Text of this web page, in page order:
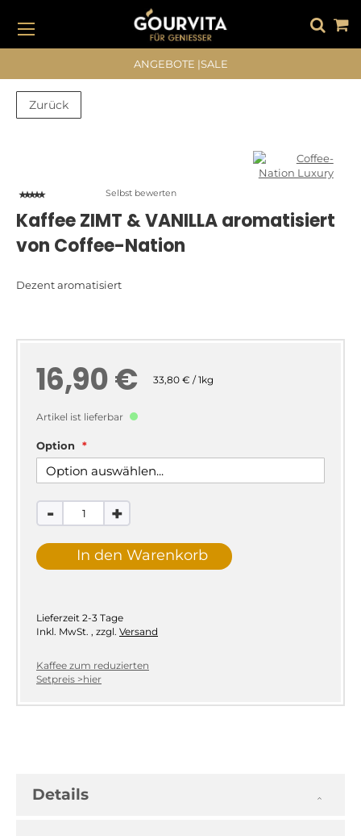
DIREKT
ZUM
INHALT
#DRÜCKEN SIE DIE EINGABETASTE, UM ZU SUCHEN
ANGEBOTE |SALE
Zurück
springen
springen
Selbst bewerten
Kaffee ZIMT & VANILLA aromatisiert
von Coffee-Nation
Dezent aromatisiert
16,90 € 33,80 € / 1kg
Artikel ist lieferbar
Option
- +
In den Warenkorb
Lieferzeit 2-3 Tage
Inkl. MwSt. , zzgl. Versand
Kaffee zum reduzierten
Setpreis >hier
Details